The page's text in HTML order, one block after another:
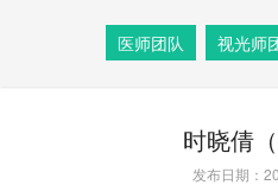
医师团队 视光师
时晓倩（
发布日期：